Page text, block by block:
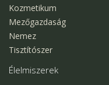
Kozmetikum
Mezőgazdaság
Nemez
Tisztítószer
Élelmiszerek